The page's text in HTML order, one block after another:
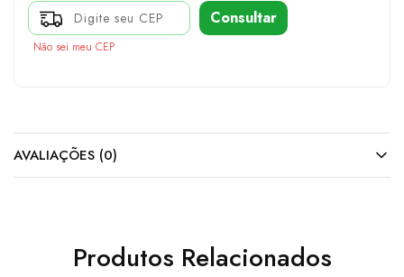
Consultar
Não sei meu CEP
AVALIAÇÕES (0)
Produtos Relacionados